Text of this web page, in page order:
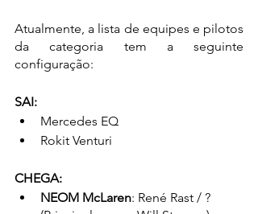
Atualmente, a lista de equipes e pilotos
da categoria tem a seguinte
configuração:
SAI:
Mercedes EQ
Rokit Venturi
CHEGA:
NEOM McLaren: René Rast / ?